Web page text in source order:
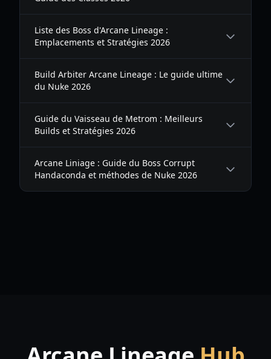
Liste des Boss d'Arcane Lineage :
Emplacements et Stratégies 2026
Build Arbiter Arcane Lineage : Le guide ultime
du Nuke 2026
Guide du Vaisseau de Metrom : Meilleurs
Builds et Stratégies 2026
Arcane Liniage : Guide du Boss Corrupt
Handaconda et méthodes de Nuke 2026